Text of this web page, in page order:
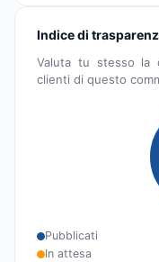
Indice di
Valuta tu stesso la
clienti di questo
Pubblicati
In attesa